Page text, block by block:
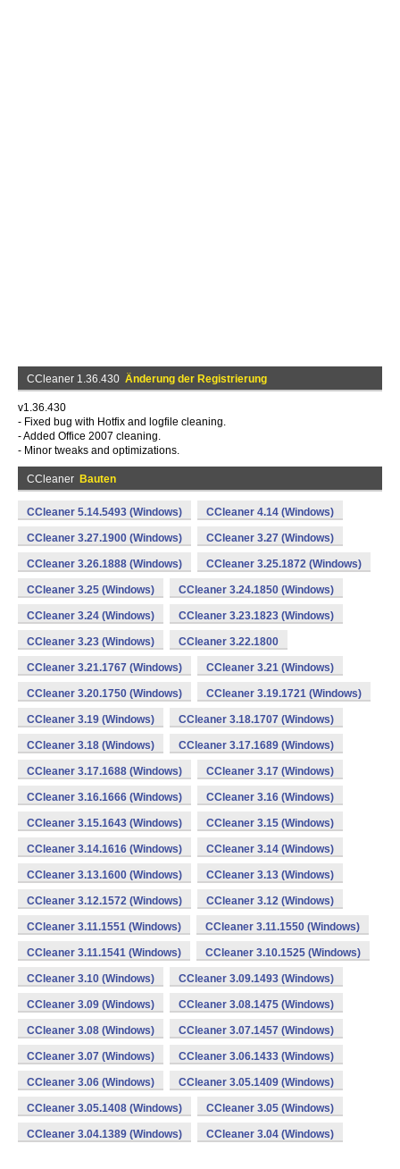
CCleaner 1.36.430 Änderung der Registrierung
v1.36.430
- Fixed bug with Hotfix and logfile cleaning.
- Added Office 2007 cleaning.
- Minor tweaks and optimizations.
CCleaner Bauten
CCleaner 5.14.5493 (Windows) CCleaner 4.14 (Windows)
CCleaner 3.27.1900 (Windows) CCleaner 3.27 (Windows)
CCleaner 3.26.1888 (Windows) CCleaner 3.25.1872 (Windows)
CCleaner 3.25 (Windows) CCleaner 3.24.1850 (Windows)
CCleaner 3.24 (Windows) CCleaner 3.23.1823 (Windows)
CCleaner 3.23 (Windows) CCleaner 3.22.1800
CCleaner 3.21.1767 (Windows) CCleaner 3.21 (Windows)
CCleaner 3.20.1750 (Windows) CCleaner 3.19.1721 (Windows)
CCleaner 3.19 (Windows) CCleaner 3.18.1707 (Windows)
CCleaner 3.18 (Windows) CCleaner 3.17.1689 (Windows)
CCleaner 3.17.1688 (Windows) CCleaner 3.17 (Windows)
CCleaner 3.16.1666 (Windows) CCleaner 3.16 (Windows)
CCleaner 3.15.1643 (Windows) CCleaner 3.15 (Windows)
CCleaner 3.14.1616 (Windows) CCleaner 3.14 (Windows)
CCleaner 3.13.1600 (Windows) CCleaner 3.13 (Windows)
CCleaner 3.12.1572 (Windows) CCleaner 3.12 (Windows)
CCleaner 3.11.1551 (Windows) CCleaner 3.11.1550 (Windows)
CCleaner 3.11.1541 (Windows) CCleaner 3.10.1525 (Windows)
CCleaner 3.10 (Windows) CCleaner 3.09.1493 (Windows)
CCleaner 3.09 (Windows) CCleaner 3.08.1475 (Windows)
CCleaner 3.08 (Windows) CCleaner 3.07.1457 (Windows)
CCleaner 3.07 (Windows) CCleaner 3.06.1433 (Windows)
CCleaner 3.06 (Windows) CCleaner 3.05.1409 (Windows)
CCleaner 3.05.1408 (Windows) CCleaner 3.05 (Windows)
CCleaner 3.04.1389 (Windows) CCleaner 3.04 (Windows)